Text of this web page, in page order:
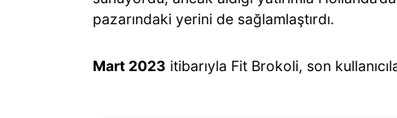
pazarındaki yerini de sağlamlaştırdı.
Mart 2023 itibarıyla Fit Brokoli, son